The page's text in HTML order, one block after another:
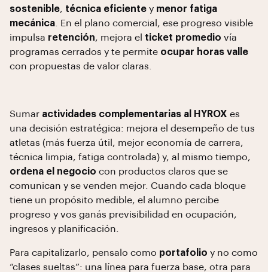
sostenible, técnica eficiente y menor fatiga
mecánica . En el plano comercial, ese progreso visible
impulsa retención, mejora el ticket promedio vía
programas cerrados y te permite ocupar horas valle
con propuestas de valor claras.
Sumar actividades complementarias al HYROX es
una decisión estratégica: mejora el desempeño de tus
atletas (más fuerza útil, mejor economía de carrera,
técnica limpia, fatiga controlada) y, al mismo tiempo,
ordena el negocio con productos claros que se
comunican y se venden mejor. Cuando cada bloque
tiene un propósito medible, el alumno percibe
progreso y vos ganás previsibilidad en ocupación,
ingresos y planificación.
Para capitalizarlo, pensalo como portafolio y no como
“clases sueltas”: una línea para fuerza base, otra para